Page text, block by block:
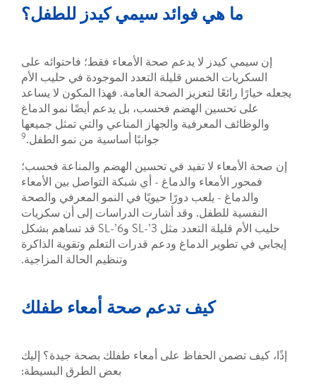
هي فوائد سيمي كيدز للطفل؟
لا يدعم صحة الأمعاء فقط؛ فاحتوائه على
الخمس قليلة التعدد الموجودة في حليب الأم
لتعزيز الصحة العامة. فهذا المكون لا يساعد
الهضم فحسب، بل يدعم أيضًا نمو الدماغ
المعرفية والجهاز المناعي والتي تمثل جميعها
جوانبًا أساسية من نمو الطفل.
لا تفيد في تحسين الهضم والمناعة فحسب؛
والدماغ - أي شبكة التواصل بين الأمعاء
- يلعب دورًا حيويًا في النمو المعرفي والصحة
للطفل. وقد أشارت الدراسات إلى أن سكريات
حليب الأم قليلة التعدد مثل 3’-SL و6’-SL قد تساهم بشكل
الدماغ ودعم قدرات التعلم وتقوية الذاكرة
وتنظيم الحالة المزاجية.
كيف تدعم صحة أمعاء طفلك
الحفاظ على أمعاء طفلك بصحة جيدة؟ إليك
بعض الطرق البسيطة: